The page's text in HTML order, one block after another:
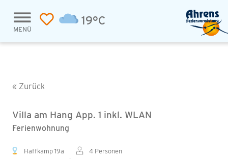
MENÜ
19°C
« Zurück
Villa am Hang App. 1 inkl. WLAN
Ferienwohnung
Haffkamp 19a
4 Personen